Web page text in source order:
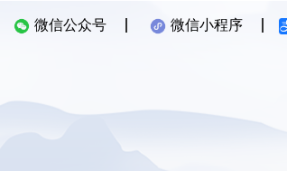
微信公众号 微信小程序